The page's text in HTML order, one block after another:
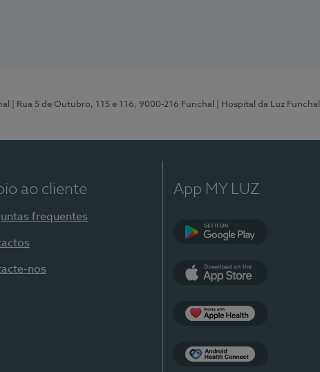
| Rua 5 de Outubro, 115 e 116, 9000-216 Funchal | Hospital da Luz
ao cliente
frequentes
nos
App MY LUZ